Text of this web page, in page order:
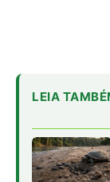
Estudos
e jardins